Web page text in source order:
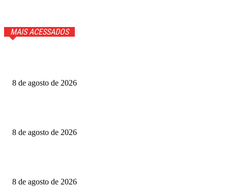
MAIS ACESSADOS
8 de agosto de 2026
8 de agosto de 2026
8 de agosto de 2026